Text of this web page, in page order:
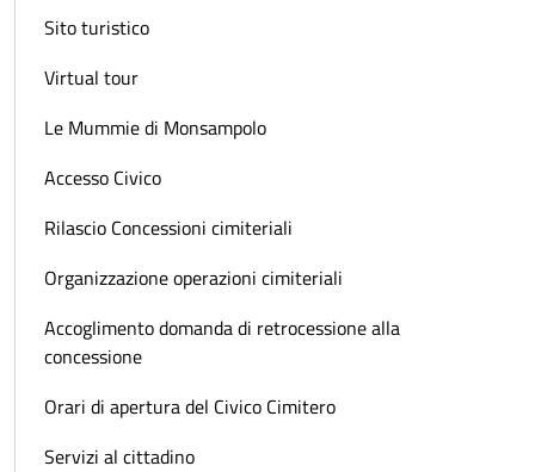
Sito turistico
Virtual tour
Le Mummie di Monsampolo
Accesso Civico
Rilascio Concessioni cimiteriali
Organizzazione operazioni cimiteriali
Accoglimento domanda di retrocessione alla
concessione
Orari di apertura del Civico Cimitero
Servizi al cittadino